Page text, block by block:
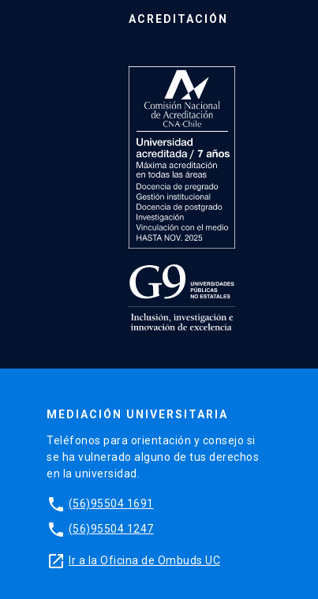
ACREDITACIÓN
MEDIACIÓN UNIVERSITARIA
Teléfonos para orientación y consejo si
se ha vulnerado alguno de tus derechos
en la universidad.
phone (56)95504 1691
phone (56)95504 1247
launch Ir a la Oficina de Ombuds UC